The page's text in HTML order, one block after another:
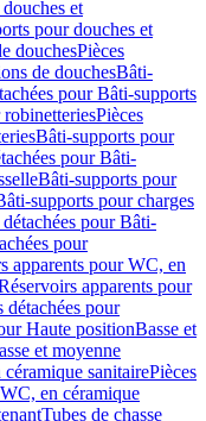
et
pour douches et
douchesPièces
de douchesBâti-
pour Bâti-supports
Pièces
Bâti-supports pour
pour Bâti-
Bâti-supports pour
supports pour charges
détachées pour Bâti-
pour
apparents pour WC, en
apparents pour
détachées pour
Haute positionBasse et
et moyenne
sanitairePièces
en céramique
Tubes de chasse